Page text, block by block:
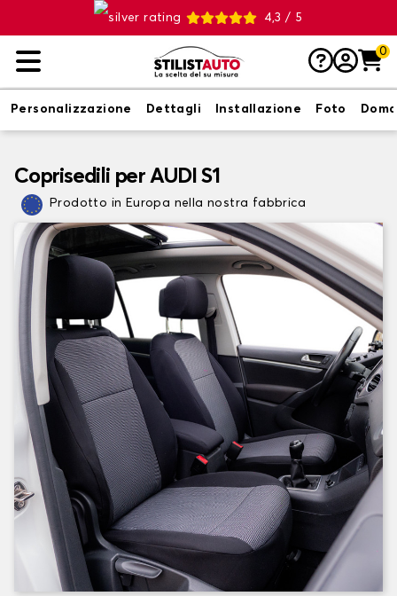
4,3 / 5
0
Personalizzazione Dettagli Installazione Foto
Coprisedili per AUDI S1
Prodotto in Europa nella nostra fabbrica